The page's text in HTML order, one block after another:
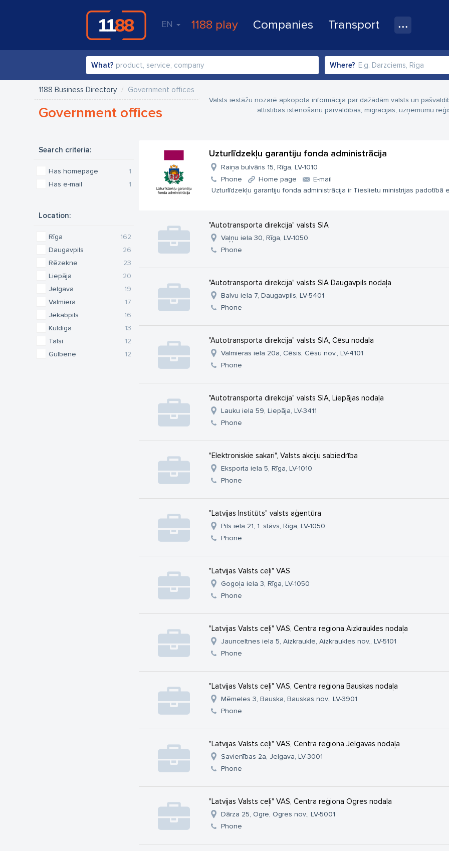
EN 1188 play Companies Transport
What? Where?
1188 Business Directory Government offices
Government offices
Valsts iestāžu nozarē apkopota informācija par dažādām valsts un
attīstības īstenošanu pārvaldības, migrācijas, uzņēmumu
Search criteria:
1
Has homepage
1
Has e-mail
Location:
162
Rīga
26
Daugavpils
23
Rēzekne
20
Liepāja
19
Jelgava
17
Valmiera
16
Jēkabpils
13
Kuldīga
12
Talsi
12
Gulbene
Uzturlīdzekļu garantiju fonda administrācija
Raiņa bulvāris 15, Rīga, LV-1010
Phone
Home page
E-mail
Uzturlīdzekļu garantiju fonda administrācija ir Tieslietu ministrijas padotībā
"Autotransporta direkcija" valsts SIA
Vaļņu iela 30, Rīga, LV-1050
Phone
"Autotransporta direkcija" valsts SIA Daugavpils nodaļa
Balvu iela 7, Daugavpils, LV-5401
Phone
"Autotransporta direkcija" valsts SIA, Cēsu nodaļa
Valmieras iela 20a, Cēsis, Cēsu nov., LV-4101
Phone
"Autotransporta direkcija" valsts SIA, Liepājas nodaļa
Lauku iela 59, Liepāja, LV-3411
Phone
"Elektroniskie sakari", Valsts akciju sabiedrība
Eksporta iela 5, Rīga, LV-1010
Phone
"Latvijas Institūts" valsts aģentūra
Pils iela 21, 1. stāvs, Rīga, LV-1050
Phone
"Latvijas Valsts ceļi" VAS
Gogoļa iela 3, Rīga, LV-1050
Phone
"Latvijas Valsts ceļi" VAS, Centra reģiona Aizkraukles nodaļa
Jaunceltnes iela 5, Aizkraukle, Aizkraukles nov., LV-5101
Phone
"Latvijas Valsts ceļi" VAS, Centra reģiona Bauskas nodaļa
Mēmeles 3, Bauska, Bauskas nov., LV-3901
Phone
"Latvijas Valsts ceļi" VAS, Centra reģiona Jelgavas nodaļa
Savienības 2a, Jelgava, LV-3001
Phone
"Latvijas Valsts ceļi" VAS, Centra reģiona Ogres nodaļa
Dārza 25, Ogre, Ogres nov., LV-5001
Phone